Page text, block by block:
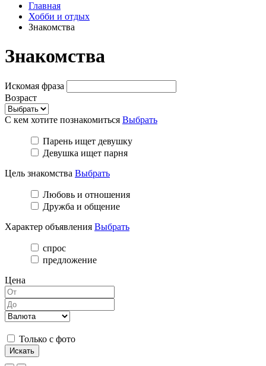
Главная
Хобби и отдых
Знакомства
Знакомства
Искомая фраза
Возраст
С кем хотите познакомиться Выбрать
Парень ищет девушку
Девушка ищет парня
Цель знакомства Выбрать
Любовь и отношения
Дружба и общение
Характер объявления Выбрать
спрос
предложение
Цена
Только с фото
Искать